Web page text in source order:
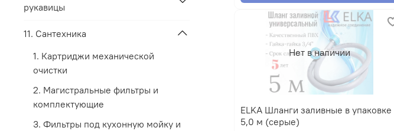
Нет в наличии
ELKA Шланги заливные в упаковке
5,0 м (серые)
рукавицы
11. Сантехника
1. Картриджи механической
очистки
2. Магистральные фильтры и
комплектующие
3. Фильтры под кухонную мойку и